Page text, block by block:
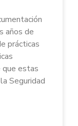
años de
prácticas
que estas
Seguridad